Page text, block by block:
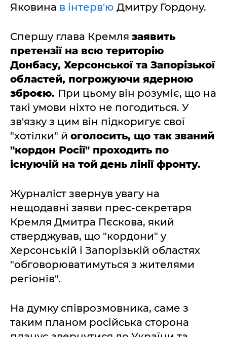
Яковина в інтерв'ю Дмитру Гордону.
Спершу глава Кремля заявить
претензії на всю територію
Донбасу, Херсонської та Запорізької
областей, погрожуючи ядерною
зброєю. При цьому він розуміє, що на
такі умови ніхто не погодиться. У
зв'язку з цим він підкоригує свої
"хотілки" й оголосить, що так званий
"кордон Росії" проходить по
існуючій на той день лінії фронту.
Журналіст звернув увагу на
нещодавні заяви прес-секретаря
Кремля Дмитра Пєскова, який
стверджував, що "кордони" у
Херсонській і Запорізькій областях
"обговорюватимуться з жителями
регіонів".
На думку співрозмовника, саме з
таким планом російська сторона